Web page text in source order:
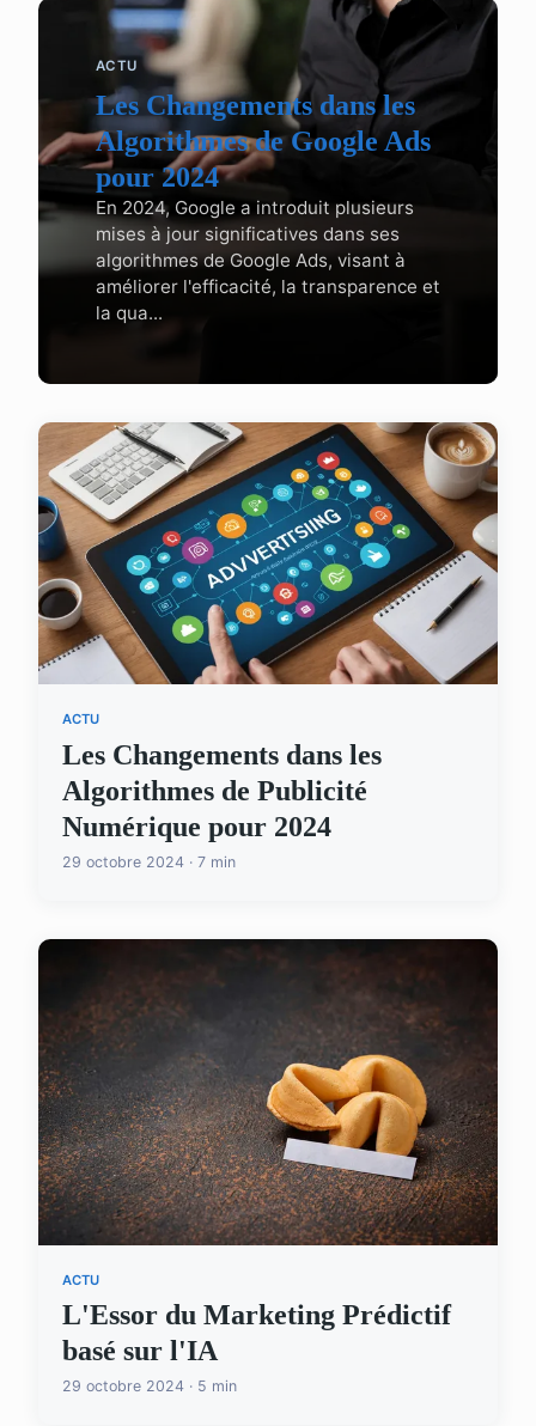
ACTU
Les Changements dans les
Algorithmes de Google Ads
pour 2024
En 2024, Google a introduit plusieurs
mises à jour significatives dans ses
algorithmes de Google Ads, visant à
améliorer l'efficacité, la transparence et
la qua...
ACTU
Les Changements dans les
Algorithmes de Publicité
Numérique pour 2024
29 octobre 2024 · 7 min
ACTU
L'Essor du Marketing Prédictif
basé sur l'IA
29 octobre 2024 · 5 min